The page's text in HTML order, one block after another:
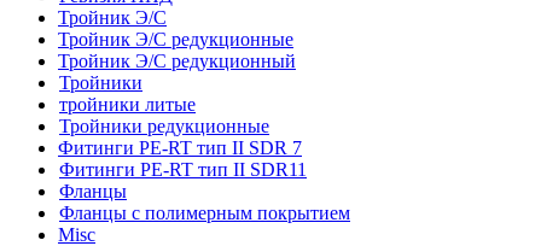
Тройник Э/С
Тройник Э/С редукционные
Тройник Э/С редукционный
Тройники
тройники литые
Тройники редукционные
Фитинги PE-RT тип II SDR 7
Фитинги PE-RT тип II SDR11
Фланцы
Фланцы с полимерным покрытием
Misc